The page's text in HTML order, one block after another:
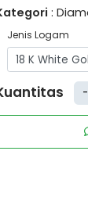
:
Jenis Logam
-